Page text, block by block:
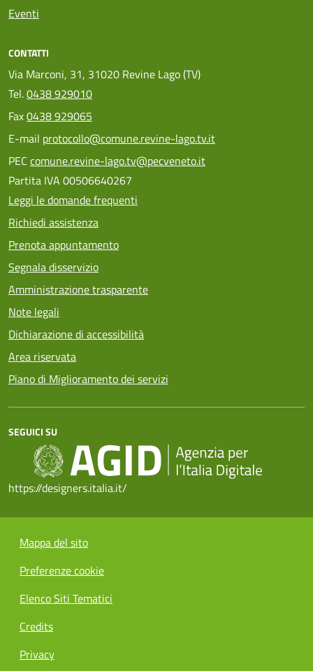
Eventi
CONTATTI
Via Marconi, 31, 31020 Revine Lago (TV)
Tel.0438 929010
Fax0438 929065
E-mail protocollo@comune.revine-lago.tv.it
PEC comune.revine-lago.tv@pecveneto.it
Partita IVA 00506640267
Leggi le domande frequenti
Richiedi assistenza
Prenota appuntamento
Segnala disservizio
Amministrazione trasparente
Note legali
Dichiarazione di accessibilità
Area riservata
Piano di Miglioramento dei servizi
SEGUICI SU
https://designers.italia.it/
Mappa del sito
Preferenze cookie
Elenco Siti Tematici
Credits
Privacy